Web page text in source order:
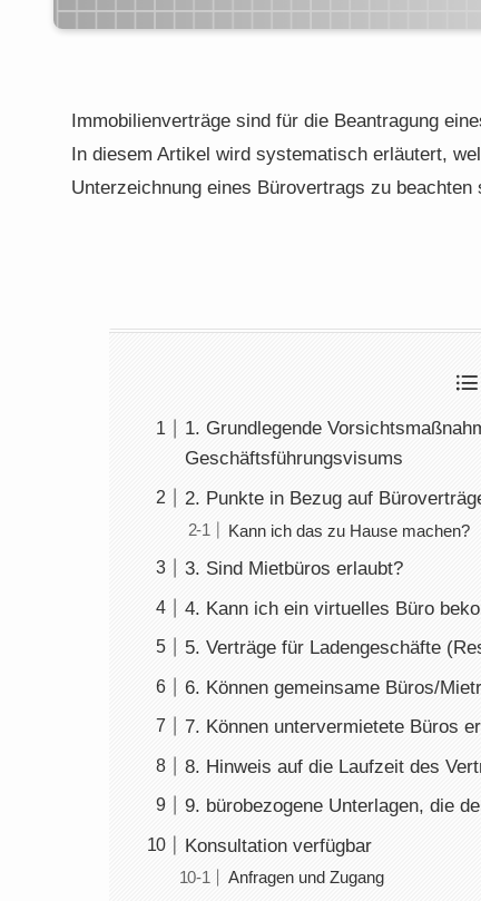
Immobilienverträge sind für die Beantragung
In diesem Artikel wird systematisch erläutert,
Unterzeichnung eines Bürovertrags zu beachten
1. Grundlegende
Geschäftsführungsvisums
2. Punkte in Bezug auf
Kann ich das zu Hause machen?
3. Sind Mietbüros erlaubt?
4. Kann ich ein virtuelles Büro
5. Verträge für Ladengeschäfte
6. Können gemeinsame Büros/
7. Können untervermietete Büros
8. Hinweis auf die Laufzeit des
9. bürobezogene Unterlagen, die
Konsultation verfügbar
Anfragen und Zugang